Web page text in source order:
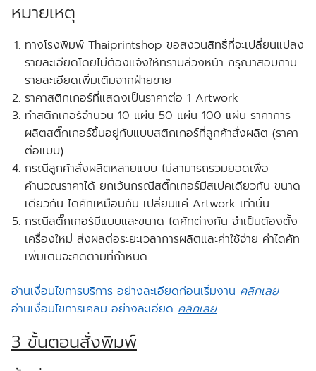
หมายเหตุ
ทางโรงพิมพ์ Thaiprintshop ขอสงวนสิทธิ์ที่จะเปลี่ยนแปลง
รายละเอียดโดยไม่ต้องแจ้งให้ทราบล่วงหน้า กรุณาสอบถาม
รายละเอียดเพิ่มเติมจากฝ่ายขาย
ราคาสติกเกอร์ที่แสดงเป็นราคาต่อ 1 Artwork
ทำสติกเกอร์จำนวน 10 แผ่น 50 แผ่น 100 แผ่น ราคาการ
ผลิตสติ๊กเกอร์ขึ้นอยู่กับแบบสติกเกอร์ที่ลูกค้าสั่งผลิต (ราคา
ต่อแบบ)
กรณีลูกค้าสั่งผลิตหลายแบบ ไม่สามารถรวมยอดเพื่อ
คำนวณราคาได้ ยกเว้นกรณีสติ๊กเกอร์มีสเปคเดียวกัน ขนาด
เดียวกัน ไดคัทเหมือนกัน เปลี่ยนแค่ Artwork เท่านั้น
กรณีสติ๊กเกอร์มีแบบและขนาด ไดคัทต่างกัน จำเป็นต้องตั้ง
เครื่องใหม่ ส่งผลต่อระยะเวลาการผลิตและค่าใช้จ่าย ค่าไดคัท
เพิ่มเติมจะคิดตามที่กำหนด
อ่านเงื่อนไขการบริการ อย่างละเอียดก่อนเริ่มงาน คลิกเลย
อ่านเงื่อนไขการเคลม อย่างละเอียด คลิกเลย
3 ขั้นตอนสั่งพิมพ์